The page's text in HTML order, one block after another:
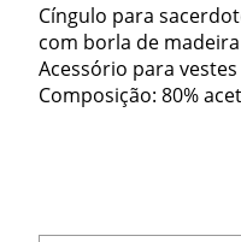
Cíngulo para
com borla de
Acessório para
Composição: 80%